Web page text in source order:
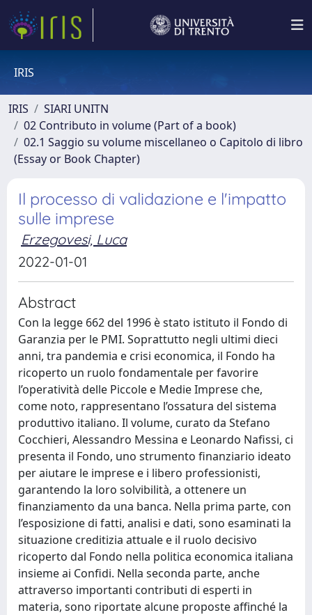
IRIS
IRIS
SIARI UNITN
02 Contributo in volume (Part of a book)
02.1 Saggio su volume miscellaneo o Capitolo di libro
(Essay or Book Chapter)
Il processo di validazione e l'impatto
sulle imprese
Erzegovesi, Luca
2022-01-01
Abstract
Con la legge 662 del 1996 è stato istituto il Fondo di
Garanzia per le PMI. Soprattutto negli ultimi dieci
anni, tra pandemia e crisi economica, il Fondo ha
ricoperto un ruolo fondamentale per favorire
l’operatività delle Piccole e Medie Imprese che,
come noto, rappresentano l’ossatura del sistema
produttivo italiano. Il volume, curato da Stefano
Cocchieri, Alessandro Messina e Leonardo Nafissi, ci
presenta il Fondo, uno strumento finanziario ideato
per aiutare le imprese e i libero professionisti,
garantendo la loro solvibilità, a ottenere un
finanziamento da una banca. Nella prima parte, con
l’esposizione di fatti, analisi e dati, sono esaminati la
situazione creditizia attuale e il ruolo decisivo
ricoperto dal Fondo nella politica economica italiana
insieme ai Confidi. Nella seconda parte, anche
attraverso importanti contributi di esperti in
materia, sono riportate alcune proposte affinché la